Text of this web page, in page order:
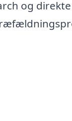
og direkte